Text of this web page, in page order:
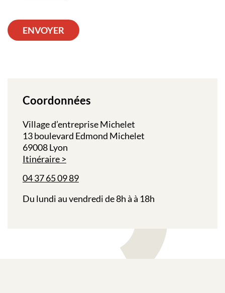
ENVOYER
Coordonnées
Village d’entreprise Michelet
13 boulevard Edmond Michelet
69008 Lyon
Itinéraire
04 37 65 09 89
Du lundi au vendredi de 8h à à 18h